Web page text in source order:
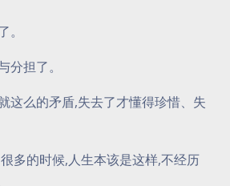
分担了。
这么的矛盾,失去了才懂得珍惜、失
多的时候,人生本该是这样,不经历